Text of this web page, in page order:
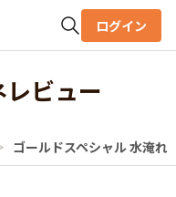
検索
ログイン
ビュー
ゴールドスペシャル 水淹れ